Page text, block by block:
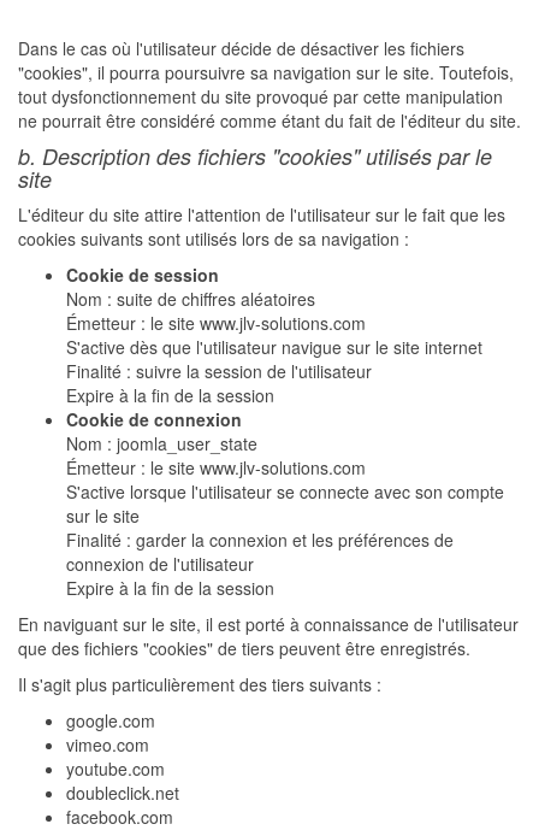
Dans le cas où l'utilisateur décide de désactiver les fichiers
"cookies", il pourra poursuivre sa navigation sur le site. Toutefois,
tout dysfonctionnement du site provoqué par cette manipulation
ne pourrait être considéré comme étant du fait de l'éditeur du site.
b. Description des fichiers "cookies" utilisés par le
site
L'éditeur du site attire l'attention de l'utilisateur sur le fait que les
cookies suivants sont utilisés lors de sa navigation :
Cookie de session
Nom : suite de chiffres aléatoires
Émetteur : le site www.jlv-solutions.com
S'active dès que l'utilisateur navigue sur le site internet
Finalité : suivre la session de l'utilisateur
Expire à la fin de la session
Cookie de connexion
Nom : joomla_user_state
Émetteur : le site www.jlv-solutions.com
S'active lorsque l'utilisateur se connecte avec son compte
sur le site
Finalité : garder la connexion et les préférences de
connexion de l'utilisateur
Expire à la fin de la session
En naviguant sur le site, il est porté à connaissance de l'utilisateur
que des fichiers "cookies" de tiers peuvent être enregistrés.
Il s'agit plus particulièrement des tiers suivants :
google.com
vimeo.com
youtube.com
doubleclick.net
facebook.com